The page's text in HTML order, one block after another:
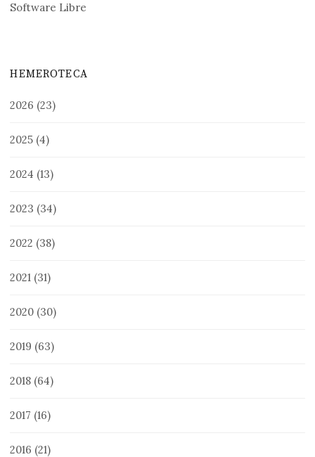
Software Libre
HEMEROTECA
2026 (23)
2025 (4)
2024 (13)
2023 (34)
2022 (38)
2021 (31)
2020 (30)
2019 (63)
2018 (64)
2017 (16)
2016 (21)